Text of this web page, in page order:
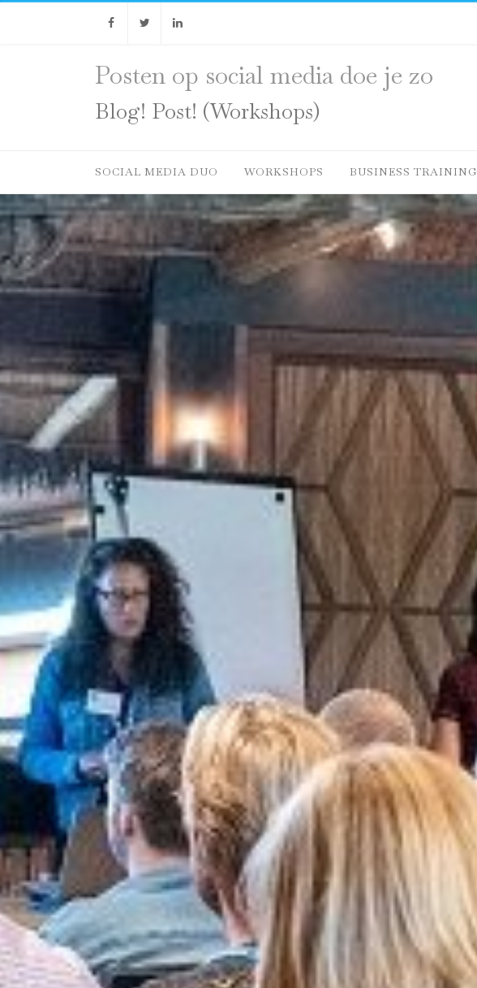
FacebookTwitter
Posten op social media doe je zo
Blog! Post! (Workshops)
SOCIAL MEDIA DUO WORKSHOPS BUSINESS TRAINING